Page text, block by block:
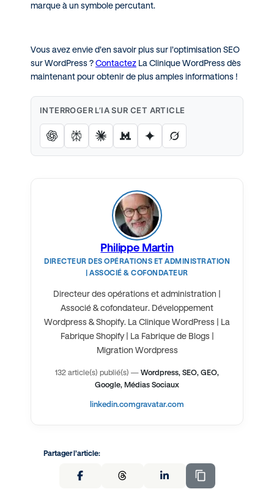
marque à un symbole percutant.
Vous avez envie d’en savoir plus sur l’optimisation SEO
sur WordPress ?Contactez La Clinique WordPress dès
maintenant pour obtenir de plus amples informations !
INTERROGER L’IA SUR CET ARTICLE
Philippe Martin
DIRECTEUR DES OPÉRATIONS ET ADMINISTRATION
| ASSOCIÉ & COFONDATEUR
Directeur des opérations et administration |
Associé & cofondateur. Développement
Wordpress & Shopify. La Clinique WordPress | La
Fabrique Shopify | La Fabrique de Blogs |
Migration Wordpress
132 article(s) publié(s) — Wordpress, SEO, GEO,
Google, Médias Sociaux
linkedin.comgravatar.com
Partager l’article: